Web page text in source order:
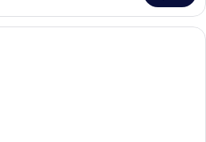
Et hotelværelse med en stor seng,